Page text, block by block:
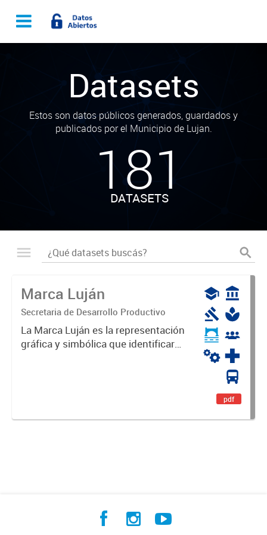
Datasets
Estos son datos públicos generados, guardados y
publicados por el Municipio de Lujan.
181
DATASETS
Marca Luján
Secretaria de Desarrollo Productivo
La Marca Luján es la representación
gráfica y simbólica que identificará
pdf